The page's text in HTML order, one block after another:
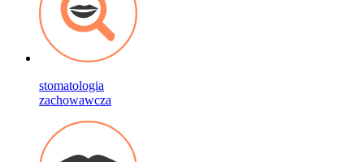
stomatologia
zachowawcza